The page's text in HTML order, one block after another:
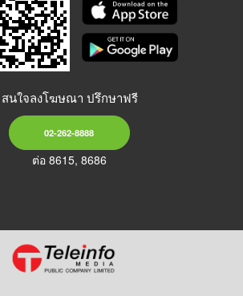
สนใจลงโฆษณา ปรึกษาฟรี
02-262-8888
ต่อ 8615, 8686